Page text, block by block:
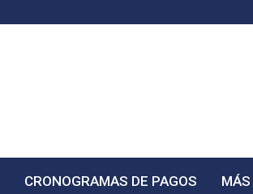
CRONOGRAMAS DE PAGOS MÁS